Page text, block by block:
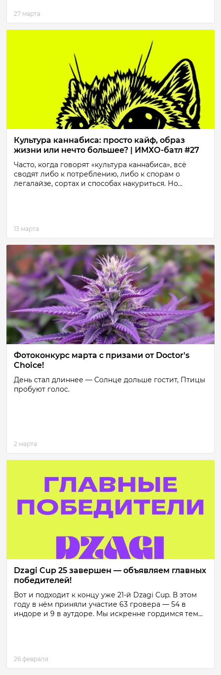
27 марта
Культура каннабиса: просто кайф, образ
жизни или нечто большее? | ИМХО-батл #27
Часто, когда говорят «культура каннабиса», всё
сводят либо к потреблению, либо к спорам о
легалайзе, сортах и способах накуриться. Но...
13 марта
Фотоконкурс марта с призами от Doctor's
Choice!
День стал длиннее — Солнце дольше гостит, Птицы
пробуют голос.
2 марта
Dzagi Cup 25 завершен — объявляем главных
победителей!
Вот и подходит к концу уже 21-й Dzagi Cup. В этом
году в нём приняли участие 63 гровера — 54 в
индоре и 9 в аутдоре. Мы искренне гордимся тем...
26 февраля